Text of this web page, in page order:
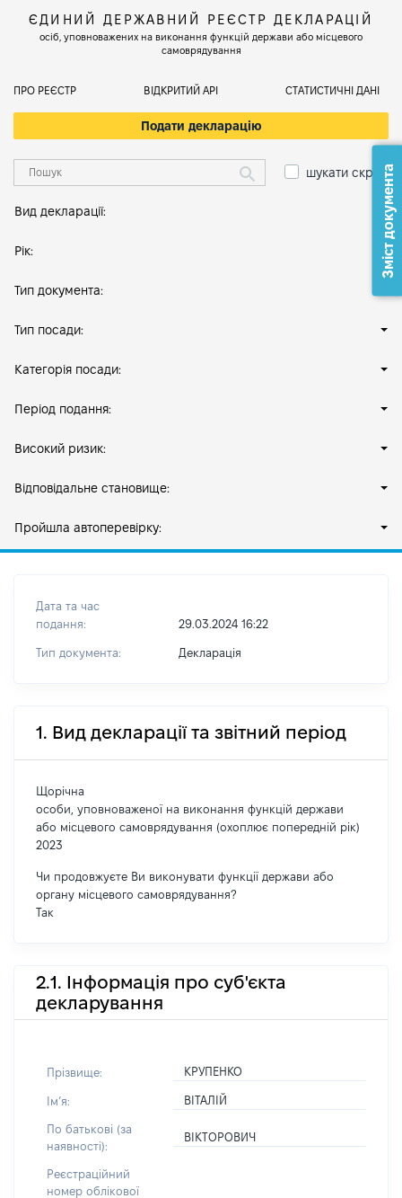
ЄДИНИЙ ДЕРЖАВНИЙ РЕЄСТР ДЕКЛАРАЦІЙ
осіб, уповноважених на виконання функцій держави або місцевого
самоврядування
ПРО РЕЄСТР ВІДКРИТИЙ АРІ СТАТИСТИЧНІ ДАНІ
Подати декларацію
шукати скрізь
Вид декларації:
Рік:
Тип документа:
Тип посади:
Категорія посади:
Період подання:
Високий ризик:
Відповідальне становище:
Пройшла автоперевірку:
Дата та час
подання:
29.03.2024 16:22
Тип документа: Декларація
1. Вид декларації та звітний період
Щорічна
особи, уповноваженої на виконання функцій держави
або місцевого самоврядування (охоплює попередній рік)
2023
Чи продовжуєте Ви виконувати функції держави або
органу місцевого самоврядування?
Так
2.1. Інформація про суб'єкта
декларування
Прізвище: КРУПЕНКО
Імʼя: ВІТАЛІЙ
По батькові (за
наявності):
ВІКТОРОВИЧ
Реєстраційний
номер облікової
Зміст документа